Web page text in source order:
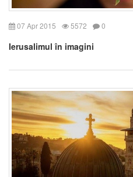
07 Apr 2015 5572 0
Ierusalimul în imagini